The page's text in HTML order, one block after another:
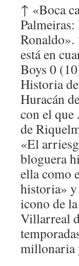
↑ «Boca
está en
Boys 0
Historia
Huracán
con el
de
«El
bloguera
ella como
historia» y
icono de
Villarreal
millonaria